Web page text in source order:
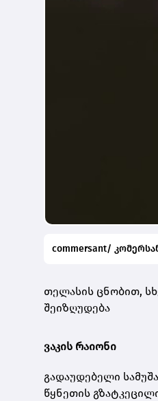
commersant/
თელასის ცნობით,
შეიზღუდება
ვაკის რაიონი
გადაუდებელი
წყნეთის